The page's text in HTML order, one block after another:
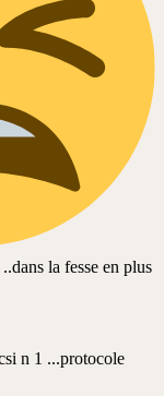
la fesse en plus
n 1 ...protocole